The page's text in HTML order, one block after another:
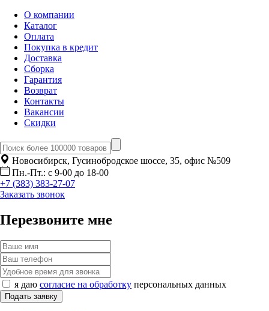
О компании
Каталог
Оплата
Покупка в кредит
Доставка
Сборка
Гарантия
Возврат
Контакты
Вакансии
Скидки
Новосибирск, Гусинобродское шоссе, 35, офис №509
Пн.-Пт.: с 9-00 до 18-00
+7 (383) 383-27-07
Заказать звонок
Перезвоните мне
я даю согласие на обработку персональных данных